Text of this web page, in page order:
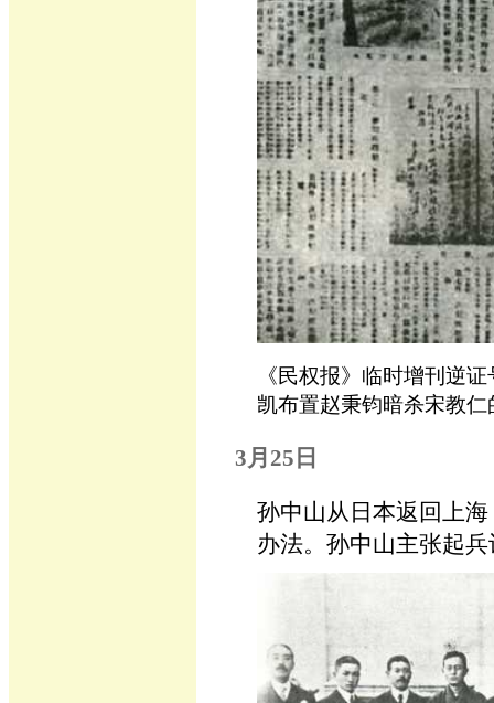
《民权报》临时增刊逆
凯布置赵秉钧暗杀宋教
3月25日
孙中山从日本返回上
办法。孙中山主张起